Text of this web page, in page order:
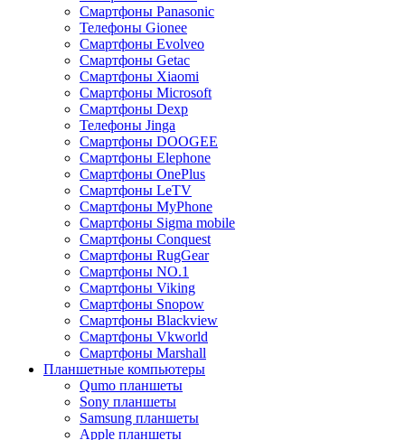
Смартфоны Panasonic
Телефоны Gionee
Смартфоны Evolveo
Смартфоны Getac
Смартфоны Xiaomi
Смартфоны Microsoft
Смартфоны Dexp
Телефоны Jinga
Смартфоны DOOGEE
Смартфоны Elephone
Смартфоны OnePlus
Смартфоны LeTV
Смартфоны MyPhone
Смартфоны Sigma mobile
Смартфоны Conquest
Смартфоны RugGear
Смартфоны NO.1
Смартфоны Viking
Смартфоны Snopow
Смартфоны Blackview
Смартфоны Vkworld
Смартфоны Marshall
Планшетные компьютеры
Qumo планшеты
Sony планшеты
Samsung планшеты
Apple планшеты